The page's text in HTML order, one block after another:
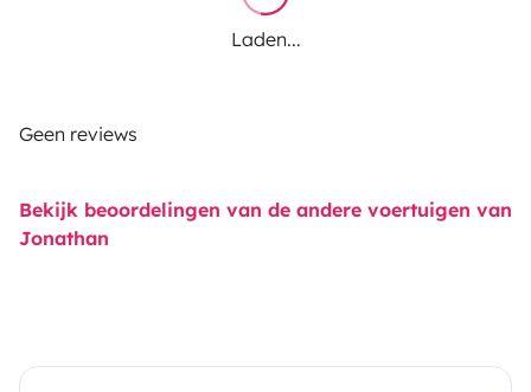
Laden...
Geen reviews
Bekijk beoordelingen van de andere voertuigen van
Jonathan